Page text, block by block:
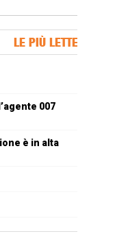
LE PIÙ LETTE
007
è in alta